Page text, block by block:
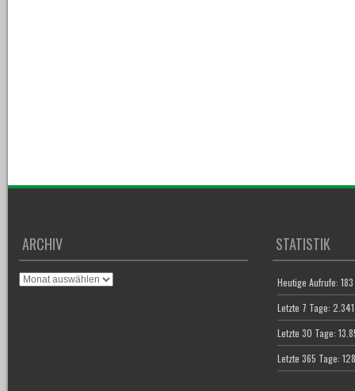
ARCHIV
Archiv
STATISTIK
Heutige Aufrufe:183
Letzte 7 Tage:2.341
Letzte 30 Tage:
Letzte 365 Tage: